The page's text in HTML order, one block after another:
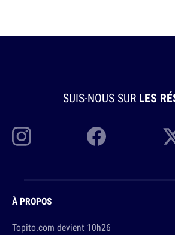
SUIS-NOUS SUR LES
À PROPOS
Topito.com devient 10h26